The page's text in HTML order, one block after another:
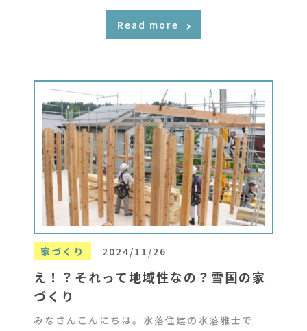
Read more
家づくり 2024/11/26
え！？それって地域性なの？雪国の家
づくり
みなさんこんにちは。水落住建の水落雅士で